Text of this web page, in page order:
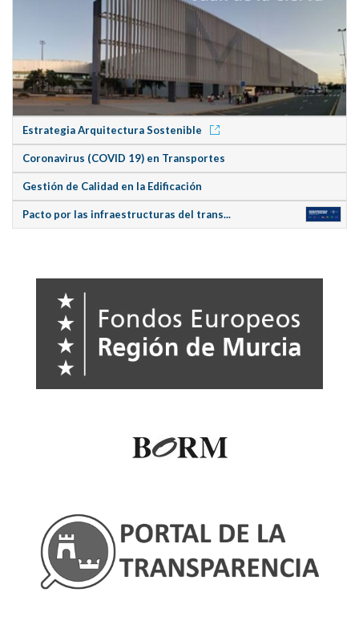
Estrategia Arquitectura Sostenible
Coronavirus (COVID 19) en Transportes
Gestión de Calidad en la Edificación
Pacto por las infraestructuras del trans...